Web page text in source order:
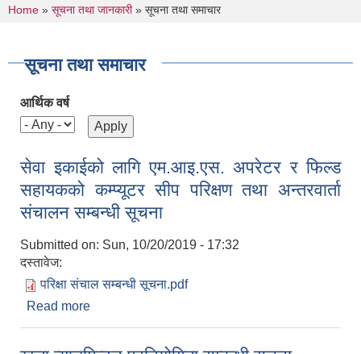
You are here
Home » सूचना तथा जानकारी» सूचना तथा समाचार
सूचना तथा समाचार
आर्थिक वर्ष
सेवा इकाईको लागि एम.आइ.एस. अपरेटर र फिल्ड
सहायकको कम्प्यूटर सीप परिक्षण तथा अन्तरवार्ता
संचालन सम्बन्धी सूचना
Submitted on: Sun, 10/20/2019 - 17:32
दस्तावेज:
परिक्षा संचाल सम्बन्धी सूचना.pdf
Read more